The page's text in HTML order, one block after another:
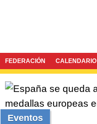
FEDERACIÓN CALENDARIO
Eventos